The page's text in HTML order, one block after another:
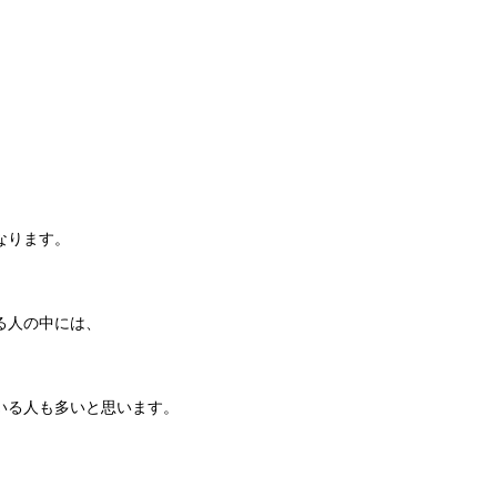
ます。
の中には、
人も多いと思います。